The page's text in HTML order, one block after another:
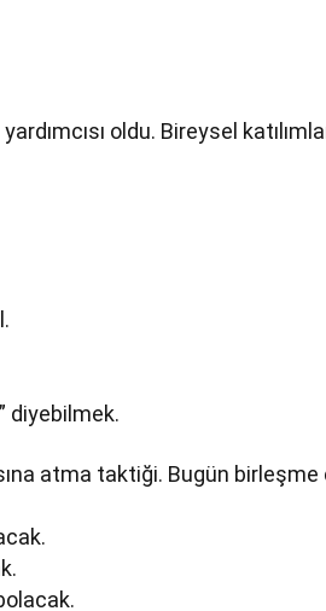
oldu. Bireysel
diyebilmek.
atma taktiği. Bugün birleşme